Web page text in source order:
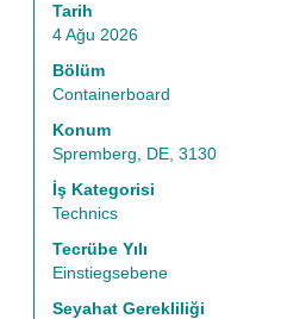
Tarih
4 Ağu 2026
Bölüm
Containerboard
Konum
Spremberg, DE, 3130
İş Kategorisi
Technics
Tecrübe Yılı
Einstiegsebene
Seyahat Gerekliliği
tam
içeriğini
görüntülemek
için
tuşu
ile
seçin.